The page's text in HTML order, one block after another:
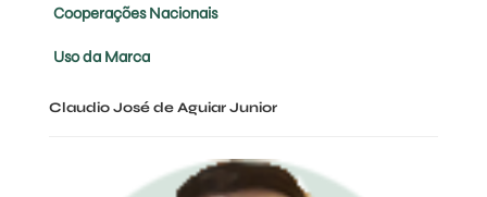
Cooperações Nacionais
Uso da Marca
Claudio José de Aguiar Junior